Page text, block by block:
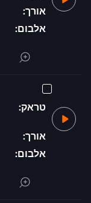
אורך:
אלבום:
טראק:
אורך:
אלבום: